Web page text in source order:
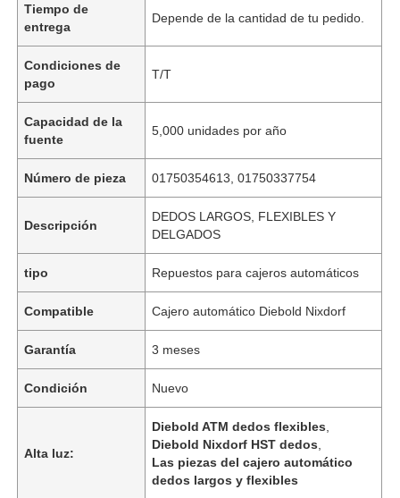
Tiempo de
entrega
Depende de la cantidad de tu pedido.
Condiciones de
pago
T/T
Capacidad de la
fuente
5,000 unidades por año
Número de pieza 01750354613, 01750337754
Descripción
DEDOS LARGOS, FLEXIBLES Y
DELGADOS
tipo Repuestos para cajeros automáticos
Compatible Cajero automático Diebold Nixdorf
Garantía 3 meses
Condición Nuevo
Alta luz:
Diebold ATM dedos flexibles
Diebold Nixdorf HST dedos
Las piezas del cajero automático
dedos largos y flexibles